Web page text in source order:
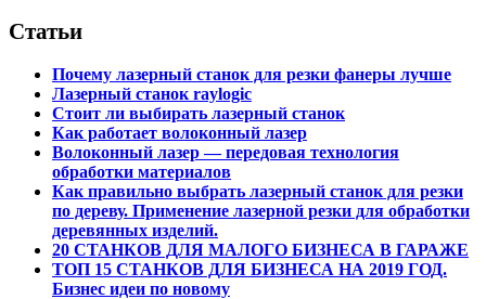
Статьи
Почему лазерный станок для резки фанеры лучше
Лазерный станок raylogic
Стоит ли выбирать лазерный станок
Как работает волоконный лазер
Волоконный лазер — передовая технология
обработки материалов
Как правильно выбрать лазерный станок для резки
по дереву. Применение лазерной резки для обработки
деревянных изделий.
20 СТАНКОВ ДЛЯ МАЛОГО БИЗНЕСА В ГАРАЖЕ
ТОП 15 СТАНКОВ ДЛЯ БИЗНЕСА НА 2019 ГОД.
Бизнес идеи по новому